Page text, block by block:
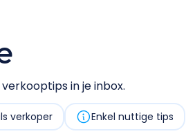
in je inbox.
verkoper Enkel nuttige tips